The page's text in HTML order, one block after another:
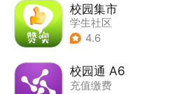
校园集市
学生社区
4.6
校园通 A6
充值缴费